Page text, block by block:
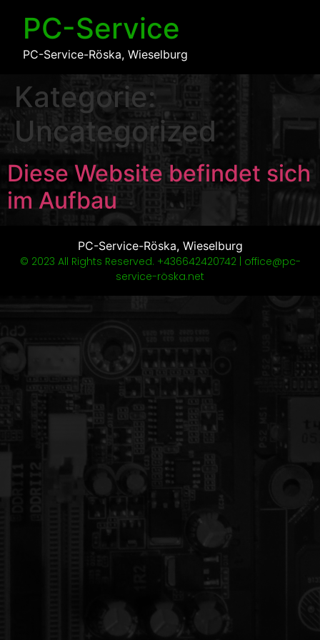
PC-Service
PC-Service-Röska, Wieselburg
Kategorie:
Uncategorized
Diese Website befindet sich
im Aufbau
PC-Service-Röska, Wieselburg
© 2023 All Rights Reserved. +436642420742 | office@pc-
service-röska.net